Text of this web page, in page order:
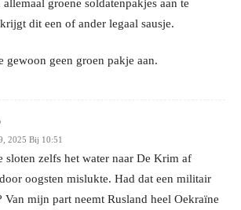
groene soldatenpakjes aan te
dit een of ander legaal sausje.
gewoon geen groen pakje aan.
2025 Bij 10:51
sloten zelfs het water naar De Krim af
oogsten mislukte. Had dat een militair
Van mijn part neemt Rusland heel Oekraïne